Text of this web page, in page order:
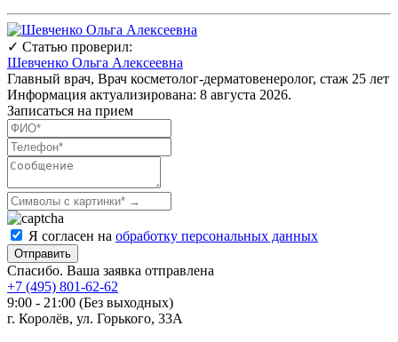
✓ Статью проверил:
Шевченко Ольга Алексеевна
Главный врач, Врач косметолог-дерматовенеролог, стаж 25 лет
Информация актуализирована: 8 августа 2026.
Записаться на прием
Я согласен на обработку персональных данных
Отправить
Спасибо. Ваша заявка отправлена
+7 (495) 801-62-62
9:00 - 21:00 (Без выходных)
г. Королёв, ул. Горького, 33А